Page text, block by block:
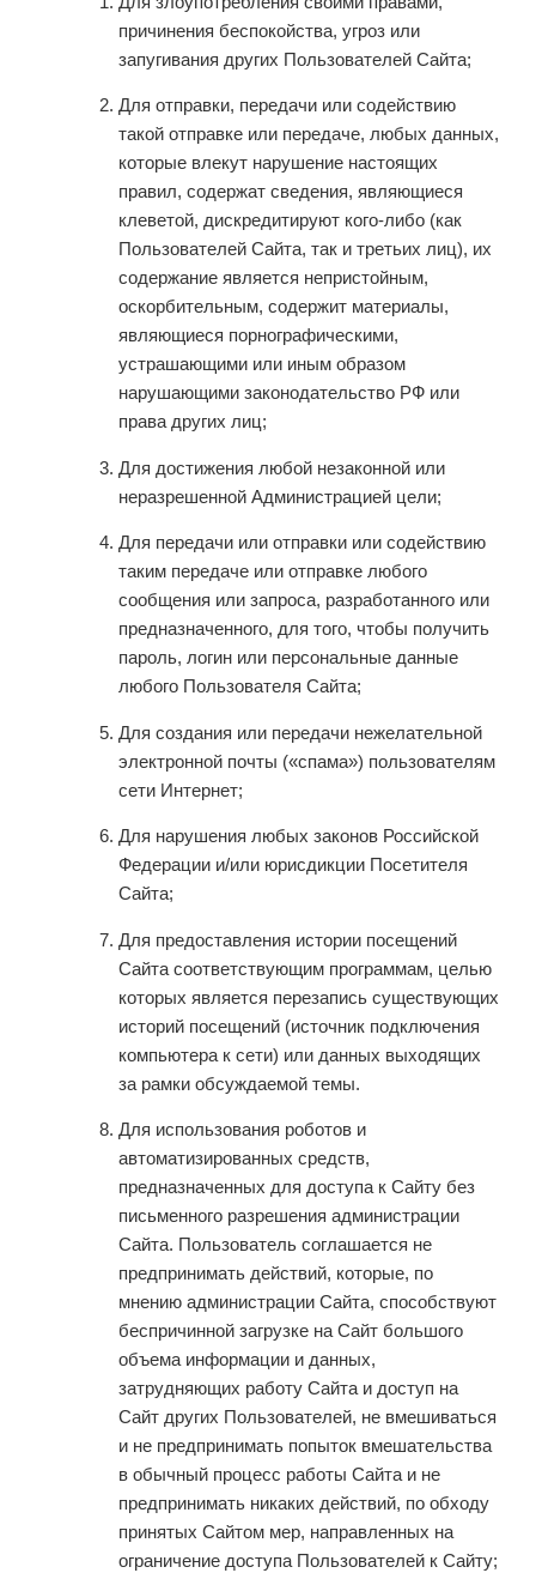
причинения беспокойства, угроз или
запугивания других Пользователей Сайта;
Для отправки, передачи или содействию
такой отправке или передаче, любых данных,
которые влекут нарушение настоящих
правил, содержат сведения, являющиеся
клеветой, дискредитируют кого-либо (как
Пользователей Сайта, так и третьих лиц), их
содержание является непристойным,
оскорбительным, содержит материалы,
являющиеся порнографическими,
устрашающими или иным образом
нарушающими законодательство РФ или
права других лиц;
Для достижения любой незаконной или
неразрешенной Администрацией цели;
Для передачи или отправки или содействию
таким передаче или отправке любого
сообщения или запроса, разработанного или
предназначенного, для того, чтобы получить
пароль, логин или персональные данные
любого Пользователя Сайта;
Для создания или передачи нежелательной
электронной почты («спама») пользователям
сети Интернет;
Для нарушения любых законов Российской
Федерации и/или юрисдикции Посетителя
Сайта;
Для предоставления истории посещений
Сайта соответствующим программам, целью
которых является перезапись существующих
историй посещений (источник подключения
компьютера к сети) или данных выходящих
за рамки обсуждаемой темы.
Для использования роботов и
автоматизированных средств,
предназначенных для доступа к Сайту без
письменного разрешения администрации
Сайта. Пользователь соглашается не
предпринимать действий, которые, по
мнению администрации Сайта, способствуют
беспричинной загрузке на Сайт большого
объема информации и данных,
затрудняющих работу Сайта и доступ на
Сайт других Пользователей, не вмешиваться
и не предпринимать попыток вмешательства
в обычный процесс работы Сайта и не
предпринимать никаких действий, по обходу
принятых Сайтом мер, направленных на
ограничение доступа Пользователей к Сайту;